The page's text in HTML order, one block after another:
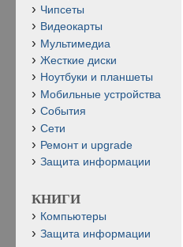
Чипсеты
Видеокарты
Мультимедиа
Жесткие диски
Ноутбуки и планшеты
Мобильные устройства
События
Сети
Ремонт и upgrade
Защита информации
КНИГИ
Компьютеры
Защита информации